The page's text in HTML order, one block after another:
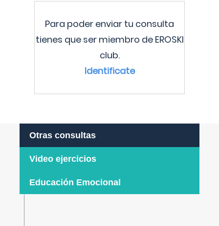
Para poder enviar tu consulta
tienes que ser miembro de EROSKI
club.
Identificate
Otras consultas
Video ejercicios
Educación Emocional